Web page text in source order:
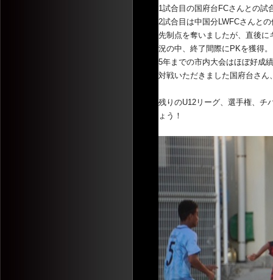
1試合目の国府台FCさんとの試
2試合目は中国分LWFCさんと
先制点を奪いましたが、 直後に
況の中、 終了間際にPKを獲得
5年までの市内大会はほぼ好成
対戦いただきました国府台さん
残りのU12リーグ、選手権、 チ
ょう！